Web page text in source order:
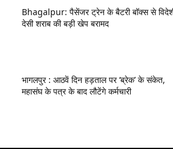
Bhagalpur: पैसेंजर ट्रेन के बैटरी बॉक्स से
देसी शराब की बड़ी खेप बरामद
भागलपुर : आठवें दिन हड़ताल पर ‘ब्रेक’ के संकेत,
महासंघ के पत्र के बाद लौटेंगे कर्मचारी